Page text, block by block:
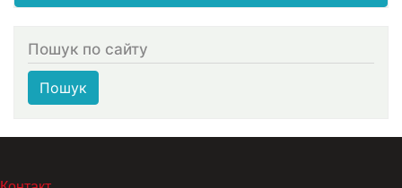
Пошук по сайту
Пошук
МЕНЮ В ПОДВАЛЕ